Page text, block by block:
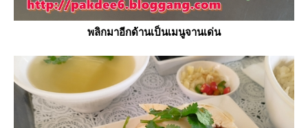
พลิกมาอีกด้านเป็นเมนูจานเด่น